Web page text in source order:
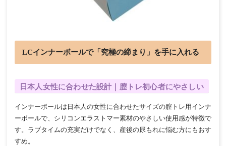
LCインナーボールで「究極の締まり」を手に入れる
日本人女性に合わせた設計｜膣トレ初心者にやさしい
インナーボールは日本人の女性に合わせたサイズの膣トレ用インナ
ーボールで、シリコンエラストマー素材のやさしい使用感が特徴で
す。ラブタイムの充実だけでなく、産後の尿もれに悩む方にもおす
すめ。